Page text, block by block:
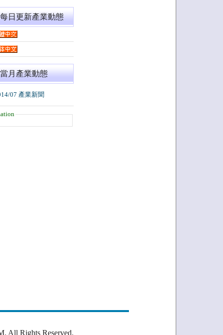
日更新產業動態
當月產業動態
07 產業新聞
All Rights Reserved.